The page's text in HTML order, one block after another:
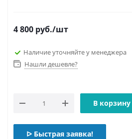
4 800 руб./шт
Наличие уточняйте у менеджера
Нашли дешевле?
В корзину
ᐅ Быстрая заявка!